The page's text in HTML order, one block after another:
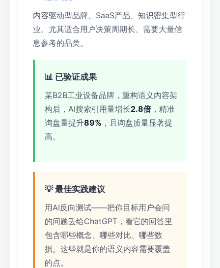
内容驱动型品牌、SaaS产品、知识密集型行
业。尤其适合用户决策周期长、需要大量信
息参考的品类。
📊 已验证成果
某B2B工业设备品牌，重构语义内容架
构后，AI搜索引用量增长2.8倍，精准
询盘量提升89% ，且询盘质量显著提
高。
💡 最佳实践建议
用AI反向测试——把你目标用户会问
的问题丢给ChatGPT，看它的回答里
包含哪些概念、哪些对比、哪些数
据。这些就是你的语义内容需要覆盖
的点。